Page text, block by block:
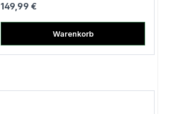
Regulärer Preis:
149,99 €
Warenkorb